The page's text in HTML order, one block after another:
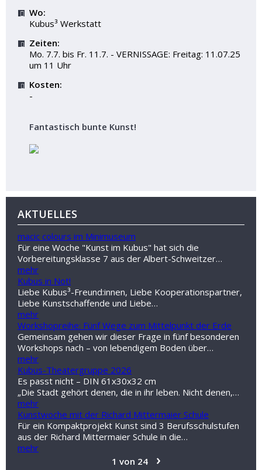
Wo:
Kubus³ Werkstatt
Zeiten:
Mo. 7.7. bis Fr. 11.7. - VERNISSAGE: Freitag: 11.07.25
um 11 Uhr
Kosten:
-
Fantastisch bunte Kunst!
AKTUELLES
macic colours im Minimuseum
Für eine Woche "Kunst im Kubus" hat sich die
Vorbereitungsklasse 7 aus der Albert-Schweitzer…
mehr
Kubus in Not!
Liebe Kubus³-Freund:innen, Liebe Kooperationspartner,
Liebe Kunstschaffende und Liebe…
mehr
Workshopreihe: Fünf Wege zum Mittelpunkt der Erde
Gemeinsam gehen wir dieser Frage in fünf besonderen
Workshops nach – von lebendigem Boden über…
mehr
Kubus-Theatergruppe 2026
Es passt nicht – DIN 61x30x32 cm
„Die Stadt gehört denen, die in ihr leben. Nicht denen,…
mehr
Kunstwoche mit der Richard Mittermaier Schule
Für ein Kompaktprojekt Kunst sind 3 Berufsschulstufen
aus der Richard Mittermaier Schule in die…
mehr
1 von 24
›